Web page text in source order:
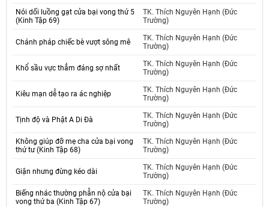
Nói dối luồng gạt cửa bại vong thứ 5
(Kinh Tập 69)
TK. Thích Nguyên Hạnh (Đức
Trường)
Chánh pháp chiếc bè vượt sông mê
TK. Thích Nguyên Hạnh (Đức
Trường)
Khổ sầu vực thẳm đáng sợ nhất
TK. Thích Nguyên Hạnh (Đức
Trường)
Kiêu mạn dễ tạo ra ác nghiệp
TK. Thích Nguyên Hạnh (Đức
Trường)
Tịnh độ và Phật A Di Đà
TK. Thích Nguyên Hạnh (Đức
Trường)
Không giúp đỡ mẹ cha cửa bại vong
thứ tư (Kinh Tập 68)
TK. Thích Nguyên Hạnh (Đức
Trường)
Giận nhưng đừng kéo dài
TK. Thích Nguyên Hạnh (Đức
Trường)
Biếng nhác thường phẫn nộ cửa bại
vong thứ ba (Kinh Tập 67)
TK. Thích Nguyên Hạnh (Đức
Trường)